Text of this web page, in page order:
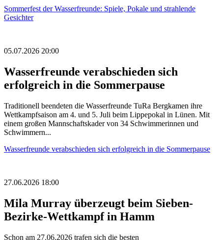
Sommerfest der Wasserfreunde: Spiele, Pokale und strahlende
Gesichter
05.07.2026 20:00
Wasserfreunde verabschieden sich
erfolgreich in die Sommerpause
Traditionell beendeten die Wasserfreunde TuRa Bergkamen ihre
Wettkampfsaison am 4. und 5. Juli beim Lippepokal in Lünen. Mit
einem großen Mannschaftskader von 34 Schwimmerinnen und
Schwimmern...
Wasserfreunde verabschieden sich erfolgreich in die Sommerpause
27.06.2026 18:00
Mila Murray überzeugt beim Sieben-
Bezirke-Wettkampf in Hamm
Schon am 27.06.2026 trafen sich die besten